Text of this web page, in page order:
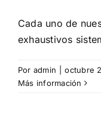
Cada uno de
exhaustivos
Por admin octubre
Más información